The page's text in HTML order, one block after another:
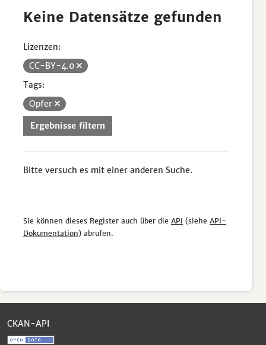
Keine Datensätze gefunden
Lizenzen:
CC-BY-4.0
Tags:
Opfer
Ergebnisse filtern
Bitte versuch es mit einer anderen Suche.
Sie können dieses Register auch über die API (siehe API-
Dokumentation) abrufen.
CKAN-API